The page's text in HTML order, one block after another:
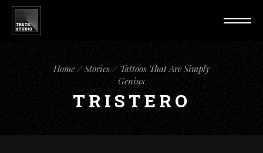
Home Stories
Tattoos That Are Simply
Genius
TRISTERO